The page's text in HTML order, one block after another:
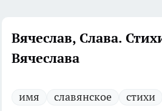
Вячеслав, Слава.
Вячеслава
имя славянское стихи